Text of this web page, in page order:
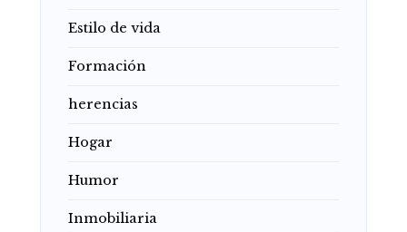
Estilo de vida
Formación
herencias
Hogar
Humor
Inmobiliaria